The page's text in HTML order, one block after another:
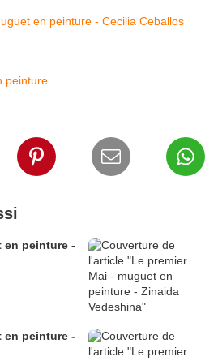
peinture
en peinture -
en peinture -